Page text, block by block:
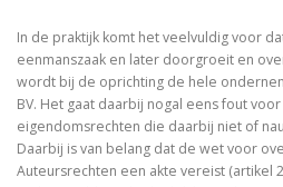
In de praktijk komt het veelvuldig voor
eenmanszaak en later doorgroeit en
wordt bij de oprichting de hele
BV. Het gaat daarbij nogal eens fout
eigendomsrechten die daarbij niet of
Daarbij is van belang dat de wet voor
Auteursrechten een akte vereist (artikel